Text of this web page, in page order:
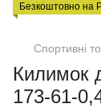
Безкоштовно на
Спортивні
Килимок
173-61-